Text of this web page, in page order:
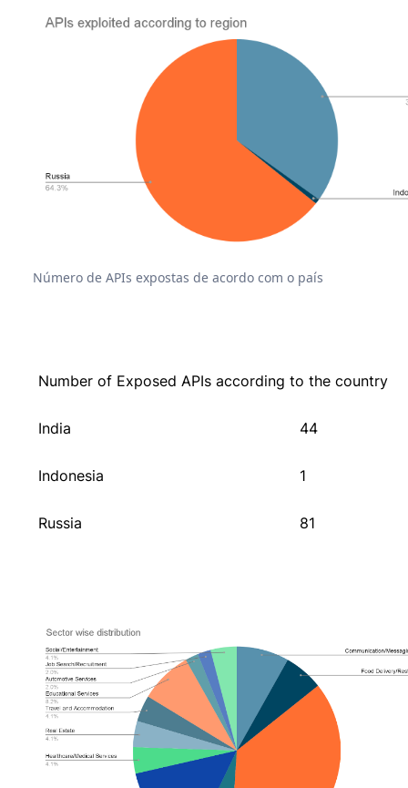
Número de APIs expostas de acordo com o país
Number of Exposed APIs according to the country
India 44
Indonesia 1
Russia 81